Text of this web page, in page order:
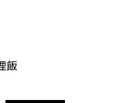
飯